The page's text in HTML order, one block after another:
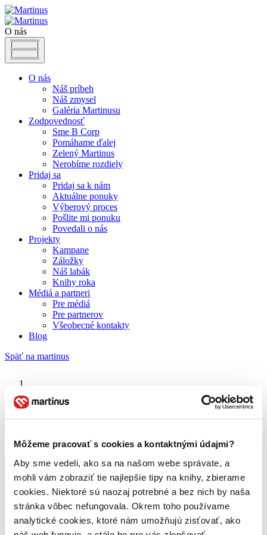
Môžeme pracovať s cookies a kontaktnými údajmi?
Aby sme vedeli, ako sa na našom webe správate, a
mohli vám zobraziť tie najlepšie tipy na knihy, zbierame
cookies. Niektoré sú naozaj potrebné a bez nich by naša
stránka vôbec nefungovala. Okrem toho používame
analytické cookies, ktoré nám umožňujú zisťovať, ako
O nás
O nás
Náš príbeh
Náš zmysel
Galéria Martinusu
Zodpovednosť
Sme B Corp
Pomáhame ďalej
Zelený Martinus
Nerobíme rozdiely
Pridaj sa
Pridaj sa k nám
Aktuálne ponuky
Výberový proces
Pošlite mi ponuku
Povedali o nás
Projekty
Kampane
Záložky
Náš labák
Knihy roka
Médiá a partneri
Pre médiá
Pre partnerov
Všeobecné kontakty
Blog
Späť na martinus
Paperblanks
O nás
Náš príbeh
Galéria Martinusu
Zodpovednosť
Sme B Corp